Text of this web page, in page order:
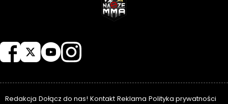
Redakcja Dołącz do nas! Kontakt Reklama Polityka prywatności